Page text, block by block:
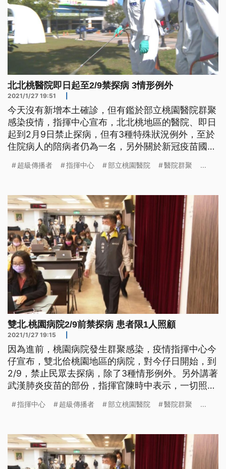
北北桃醫院即日起至2/9禁探病 3情形例外
2021/1/27 19:51
今天沒有新增本土確診，但有鑑於部立桃園醫院群聚
感染疫情，指揮中心宣布，北北桃地區的醫院、即日
起到2月9日禁止探病，但有3種特殊狀況例外，至於
住院病人的陪病者仍為一名，另外關於新冠疫苗國外
序進行中。 部立桃園醫院爆發新冠肺炎院內感染事
施，即日起到2月9日止，北北桃地區所轄醫院，停止
開放探病，住院病人之陪病者仍
超級傳播者 指揮中心 部立桃園醫院 醫院群聚 ...
雙北.桃園病院2/9前禁探病 患者限1人照顧
2021/1/27 19:15
因為進前，桃園病院發生群聚感染，疫情指揮中心今
仔宣布，雙北佮桃園地區的病院，對今仔日開始，到
2/9，禁止民眾去探病，除了3種情形例外。另外講著
武漢肺炎疫苗的部份，指揮官陳時中表示，一切照購
冠肺炎院內感染事件後，指揮中心宣布調整醫療院所
區所轄醫院，停止開放探病，住院病人之陪病者仍為
1名，但有3種情形例外。
指揮中心 超級傳播者 部立桃園醫院 醫院群聚 ...